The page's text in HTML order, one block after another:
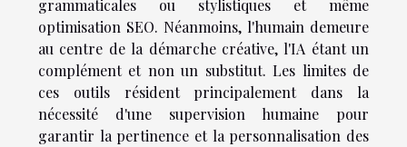
grammaticales ou stylistiques et même
optimisation SEO. Néanmoins, l'humain demeure
au centre de la démarche créative, l'IA étant un
complément et non un substitut. Les limites de
ces outils résident principalement dans la
nécessité d'une supervision humaine pour
garantir la pertinence et la personnalisation des